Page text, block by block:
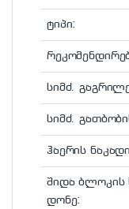
ტიპი:
სიმძ.
სიმძ.
ჰაერის
შიდა ბლოკის
დონე: